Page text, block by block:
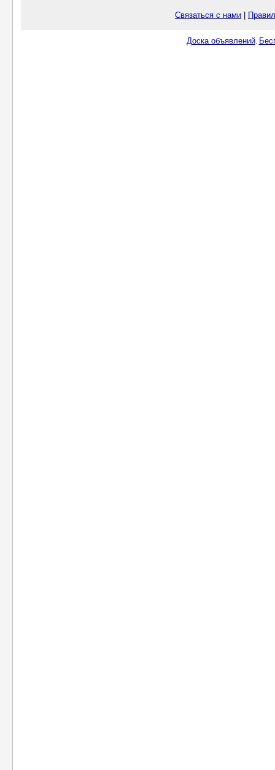
Связаться с нами
Доска объявлений.